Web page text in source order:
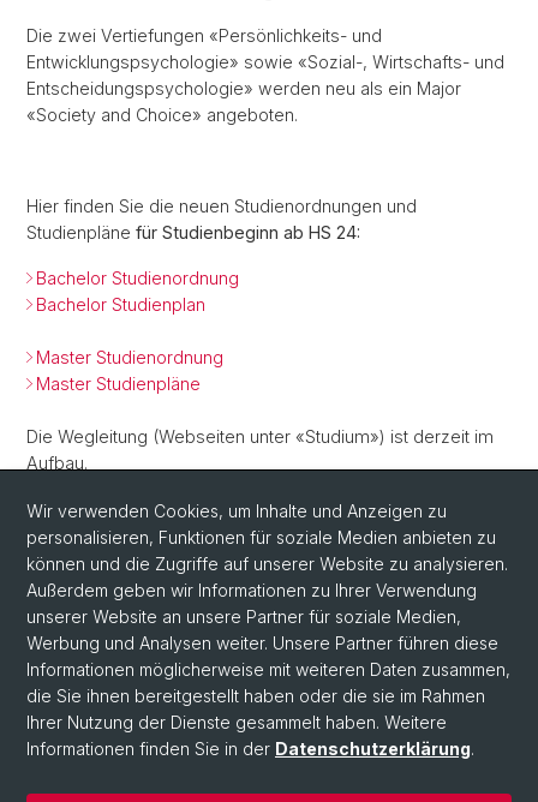
Die zwei Vertiefungen «Persönlichkeits- und
Entwicklungspsychologie» sowie «Sozial-, Wirtschafts- und
Entscheidungspsychologie» werden neu als ein Major
«Society and Choice» angeboten.
Hier finden Sie die neuen Studienordnungen und
Studienpläne für Studienbeginn ab HS 24:
Bachelor Studienordnung
Bachelor Studienplan
Master Studienordnung
Master Studienpläne
Die Wegleitung (Webseiten unter «Studium») ist derzeit im
Aufbau.
Ihr Team Studiendekanat
Zurück
© Universität Basel
Wir verwenden Cookies, um Inhalte und Anzeigen zu
personalisieren, Funktionen für soziale Medien anbieten zu
können und die Zugriffe auf unserer Website zu analysieren.
Außerdem geben wir Informationen zu Ihrer Verwendung
unserer Website an unsere Partner für soziale Medien,
Werbung und Analysen weiter. Unsere Partner führen diese
Informationen möglicherweise mit weiteren Daten zusammen,
die Sie ihnen bereitgestellt haben oder die sie im Rahmen
Ihrer Nutzung der Dienste gesammelt haben. Weitere
Informationen finden Sie in der Datenschutzerklärung.